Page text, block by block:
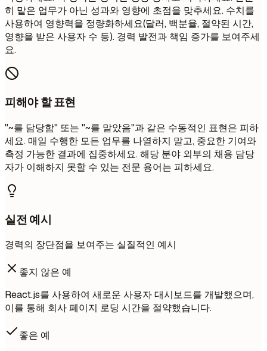
히 맡은 업무가 아닌 성과와 영향에 초점을 맞추세요. 수치를
사용하여 영향력을 정량화하세요(달러, 백분율, 절약된 시간,
영향을 받은 사용자 수 등). 경력 발전과 책임 증가를 보여주세
요.
피해야 할 표현
"~를 담당함" 또는 "~를 맡았음"과 같은 수동적인 표현은 피하
세요. 매일 수행한 모든 업무를 나열하지 말고, 중요한 기여와
측정 가능한 결과에 집중하세요. 해당 분야 외부의 채용 담당
자가 이해하지 못할 수 있는 전문 용어는 피하세요.
실전 예시
경력의 장단점을 보여주는 실질적인 예시
좋지 않은 예
React.js를 사용하여 새로운 사용자 대시보드를 개발했으며,
이를 통해 회사 페이지 로딩 시간을 절약했습니다.
좋은 예